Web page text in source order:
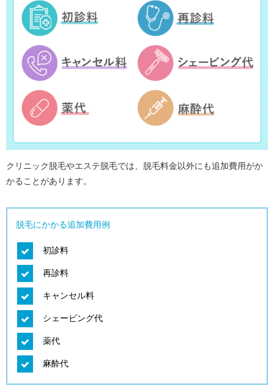
クリニック脱毛やエステ脱毛では、脱毛料金以外にも追加費用がか
かることがあります。
脱毛にかかる追加費用例
初診料
再診料
キャンセル料
シェービング代
薬代
麻酔代